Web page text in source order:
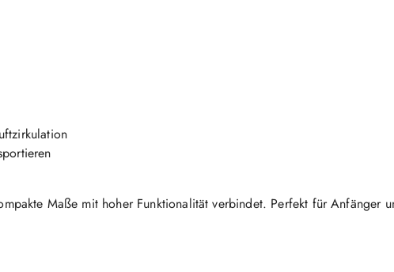
Maße mit hoher Funktionalität verbindet. Perfekt für Anfänger